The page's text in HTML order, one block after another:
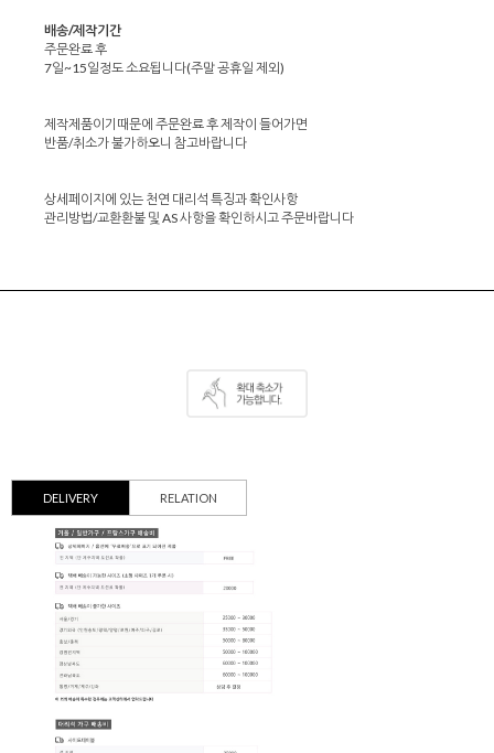
배송/제작기간
주문완료 후
7일~15일정도 소요됩니다(주말 공휴일 제외)
제작제품이기때문에 주문완료 후 제작이 들어가면
반품/취소가 불가하오니 참고바랍니다
상세페이지에 있는 천연 대리석 특징과 확인사항
관리방법/교환환불 및 AS 사항을 확인하시고 주문바랍니다
DELIVERY RELATION